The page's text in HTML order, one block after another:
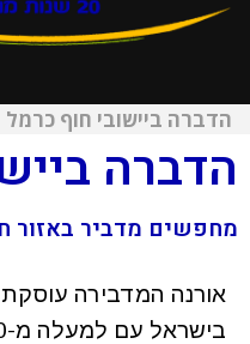
הדברה ביישובי חוף כרמל
הדברה
מחפשים מדביר באזור
אורנה המדבירה
בישראל עם למעלה מ-20 שנות מוניטין.